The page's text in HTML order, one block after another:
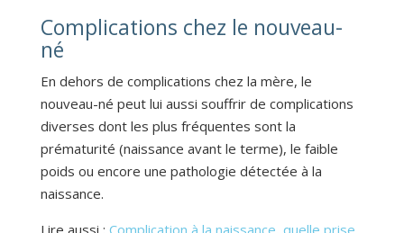
Complications chez le nouveau-
né
En dehors de complications chez la mère, le
nouveau-né peut lui aussi souffrir de complications
diverses dont les plus fréquentes sont la
prématurité (naissance avant le terme), le faible
poids ou encore une pathologie détectée à la
naissance.
Lire aussi : Complication à la naissance, quelle prise